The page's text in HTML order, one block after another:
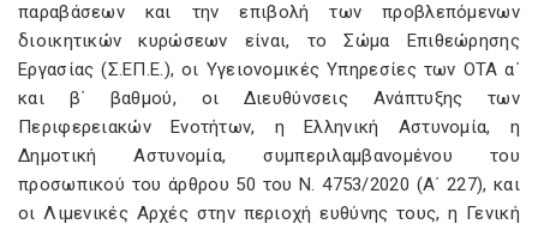
παραβάσεων και την επιβολή των προβλεπόμενων
διοικητικών κυρώσεων είναι, το Σώμα Επιθεώρησης
Εργασίας (Σ.ΕΠ.Ε.), οι Υγειονομικές Υπηρεσίες των ΟΤΑ α΄
και β΄ βαθμού, οι Διευθύνσεις Ανάπτυξης των
Περιφερειακών Ενοτήτων, η Ελληνική Αστυνομία, η
Δημοτική Αστυνομία, συμπεριλαμβανομένου του
προσωπικού του άρθρου 50 του Ν. 4753/2020 (Α΄ 227), και
οι Λιμενικές Αρχές στην περιοχή ευθύνης τους, η Γενική